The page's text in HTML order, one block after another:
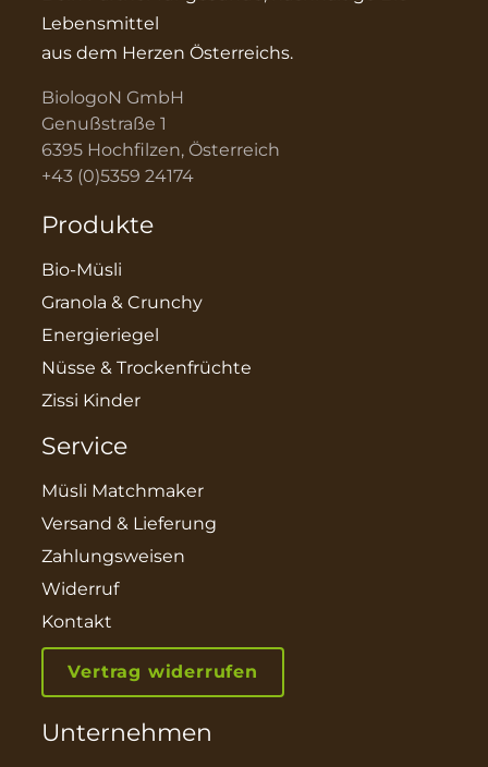
Lebensmittel
aus dem Herzen Österreichs.
BiologoN GmbH
Genußstraße 1
6395 Hochfilzen, Österreich
+43 (0)5359 24174
Produkte
Bio-Müsli
Granola & Crunchy
Energieriegel
Nüsse & Trockenfrüchte
Zissi Kinder
Service
Müsli Matchmaker
Versand & Lieferung
Zahlungsweisen
Widerruf
Kontakt
Vertrag widerrufen
Unternehmen